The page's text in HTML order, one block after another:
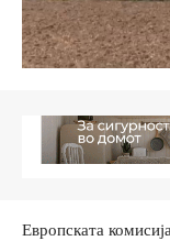
Европската